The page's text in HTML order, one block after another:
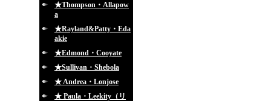
★Thompson・Allapow
a
★Rayland&Patty・Eda
akie
★Edmond・Cooyate
★Sullivan・Shebola
★ Andrea・Lonjose
★ Paula・Leekity（リ